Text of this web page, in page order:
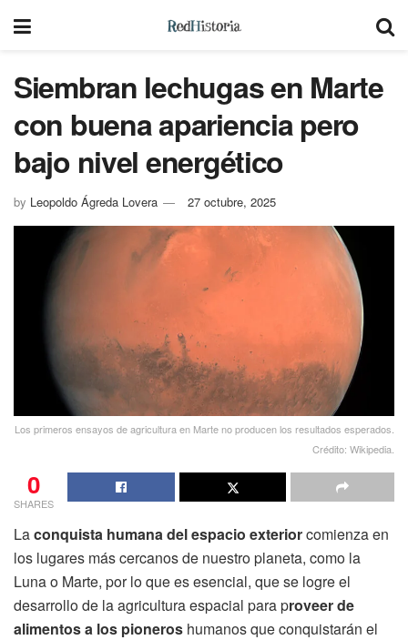
Siembran lechugas en Marte
con buena apariencia pero
bajo nivel energético
by Leopoldo Ágreda Lovera 27 octubre, 2025
Los primeros ensayos de agricultura en Marte no producen los resultados esperados.
Crédito: Wikipedia.
0
SHARES
Laconquista humana del espacio exteriorcomienza en
los lugares más cercanos de nuestro planeta, como la
Luna o Marte, por lo que es esencial, que se logre el
desarrollo de la agricultura espacial para proveer de
alimentos a los pioneros humanos que conquistarán el